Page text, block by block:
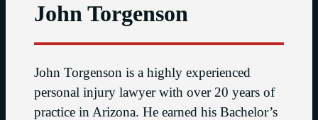
John Torgenson
John Torgenson is a highly experienced
personal injury lawyer with over 20 years of
practice in Arizona. He earned his Bachelor’s